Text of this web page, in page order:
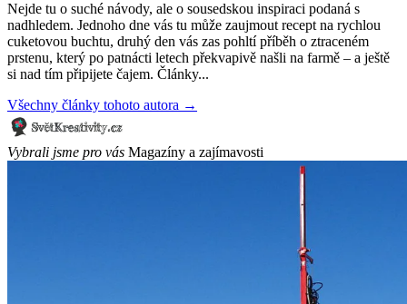
Nejde tu o suché návody, ale o sousedskou inspiraci podaná s
nadhledem. Jednoho dne vás tu může zaujmout recept na rychlou
cuketovou buchtu, druhý den vás zas pohltí příběh o ztraceném
prstenu, který po patnácti letech překvapivě našli na farmě – a ještě
si nad tím připijete čajem. Články...
Všechny články tohoto autora →
Vybrali jsme pro vás Magazíny a zajímavosti